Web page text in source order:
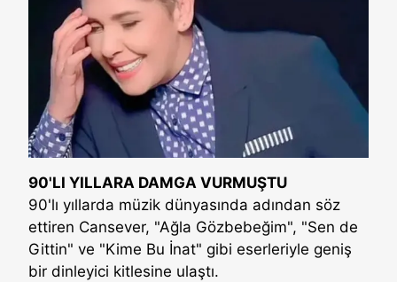
90'LI YILLARA DAMGA VURMUŞTU
90'lı yıllarda müzik dünyasında adından söz
ettiren Cansever, "Ağla Gözbebeğim", "Sen de
Gittin" ve "Kime Bu İnat" gibi eserleriyle geniş
bir dinleyici kitlesine ulaştı.